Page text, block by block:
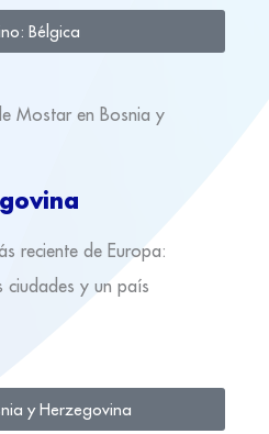
Bélgica
reciente de Europa:
y un país
y Herzegovina